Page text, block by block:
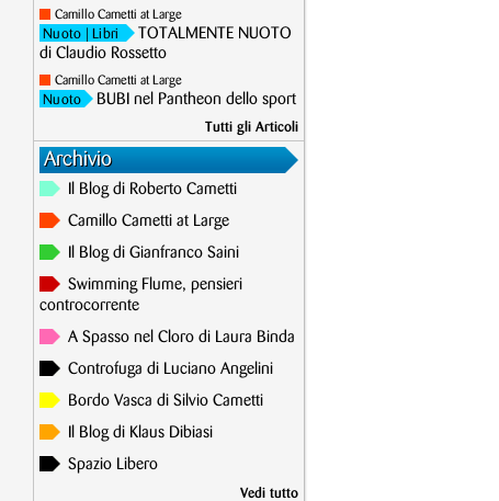
Camillo Cametti at Large
Nuoto | Libri
TOTALMENTE NUOTO
di Claudio Rossetto
Camillo Cametti at Large
Nuoto BUBI nel Pantheon dello sport
Tutti gli Articoli
Archivio
Il Blog di Roberto Cametti
Camillo Cametti at Large
Il Blog di Gianfranco Saini
Swimming Flume, pensieri
controcorrente
A Spasso nel Cloro di Laura Binda
Controfuga di Luciano Angelini
Bordo Vasca di Silvio Cametti
Il Blog di Klaus Dibiasi
Spazio Libero
Vedi tutto